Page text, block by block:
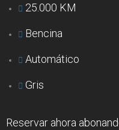
25.000 KM
Bencina
Automático
Gris
Reservar ahora